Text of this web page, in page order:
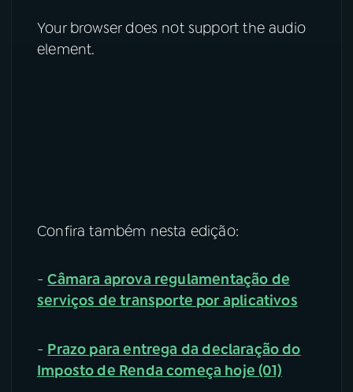
Your browser does not support the audio
element.
Confira também nesta edição:
-Câmara aprova regulamentação de
serviços de transporte por aplicativos
- Prazo para entrega da declaração do
Imposto de Renda começa hoje (01)